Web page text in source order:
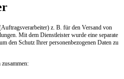
z. B. für den Versand von
Mit dem Dienstleister wurde eine separate
den Schutz Ihrer personenbezogenen Daten zu